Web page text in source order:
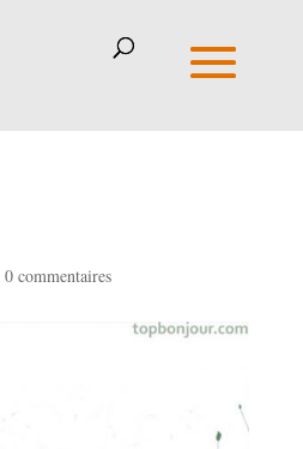
0 commentaires